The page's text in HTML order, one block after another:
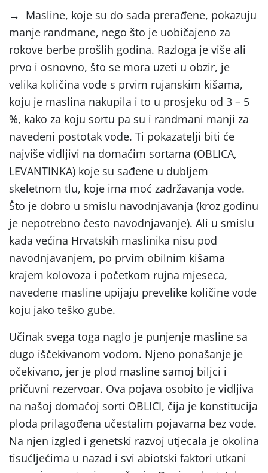
→ Masline, koje su do sada prerađene, pokazuju
manje randmane, nego što je uobičajeno za
rokove berbe prošlih godina. Razloga je više ali
prvo i osnovno, što se mora uzeti u obzir, je
velika količina vode s prvim rujanskim kišama,
koju je maslina nakupila i to u prosjeku od 3 – 5
%, kako za koju sortu pa su i randmani manji za
navedeni postotak vode. Ti pokazatelji biti će
najviše vidljivi na domaćim sortama (OBLICA,
LEVANTINKA) koje su sađene u dubljem
skeletnom tlu, koje ima moć zadržavanja vode.
Što je dobro u smislu navodnjavanja (kroz godinu
je nepotrebno često navodnjavanje). Ali u smislu
kada većina Hrvatskih maslinika nisu pod
navodnjavanjem, po prvim obilnim kišama
krajem kolovoza i početkom rujna mjeseca,
navedene masline upijaju prevelike količine vode
koju jako teško gube.
Učinak svega toga naglo je punjenje masline sa
dugo iščekivanom vodom. Njeno ponašanje je
očekivano, jer je plod masline samoj biljci i
pričuvni rezervoar. Ova pojava osobito je vidljiva
na našoj domaćoj sorti OBLICI, čija je konstitucija
ploda prilagođena učestalim pojavama bez vode.
Na njen izgled i genetski razvoj utjecala je okolina
tisućljećima u nazad i svi abiotski faktori utkani